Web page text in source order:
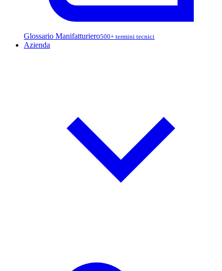
Glossario Manifatturiero500+ termini tecnici
Azienda